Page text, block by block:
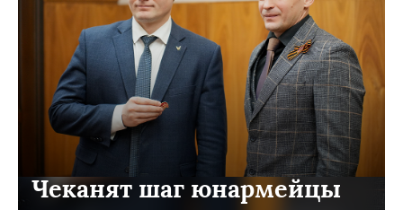
Чеканят шаг юнармейцы